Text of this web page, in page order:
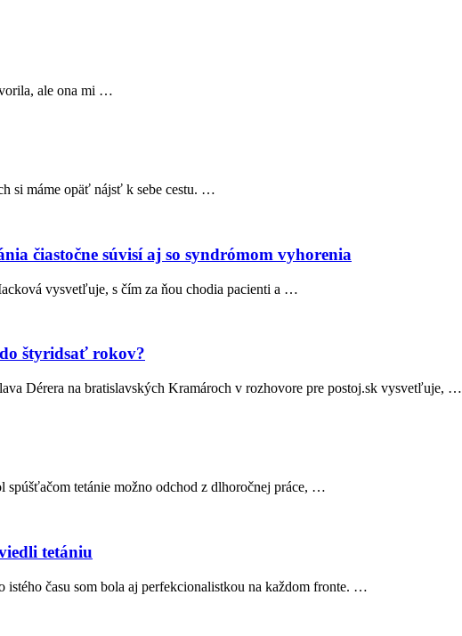
ale ona mi …
si máme opäť nájsť k sebe cestu. …
čiastočne súvisí aj so syndrómom vyhorenia
vysvetľuje, s čím za ňou chodia pacienti a …
štyridsať rokov?
Dérera na bratislavských Kramároch v rozhovore pre postoj.sk vysvetľuje, …
spúšťačom tetánie možno odchod z dlhoročnej práce, …
tetániu
času som bola aj perfekcionalistkou na každom fronte. …